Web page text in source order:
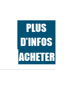
PLUS
D’INFOS
ACHETER